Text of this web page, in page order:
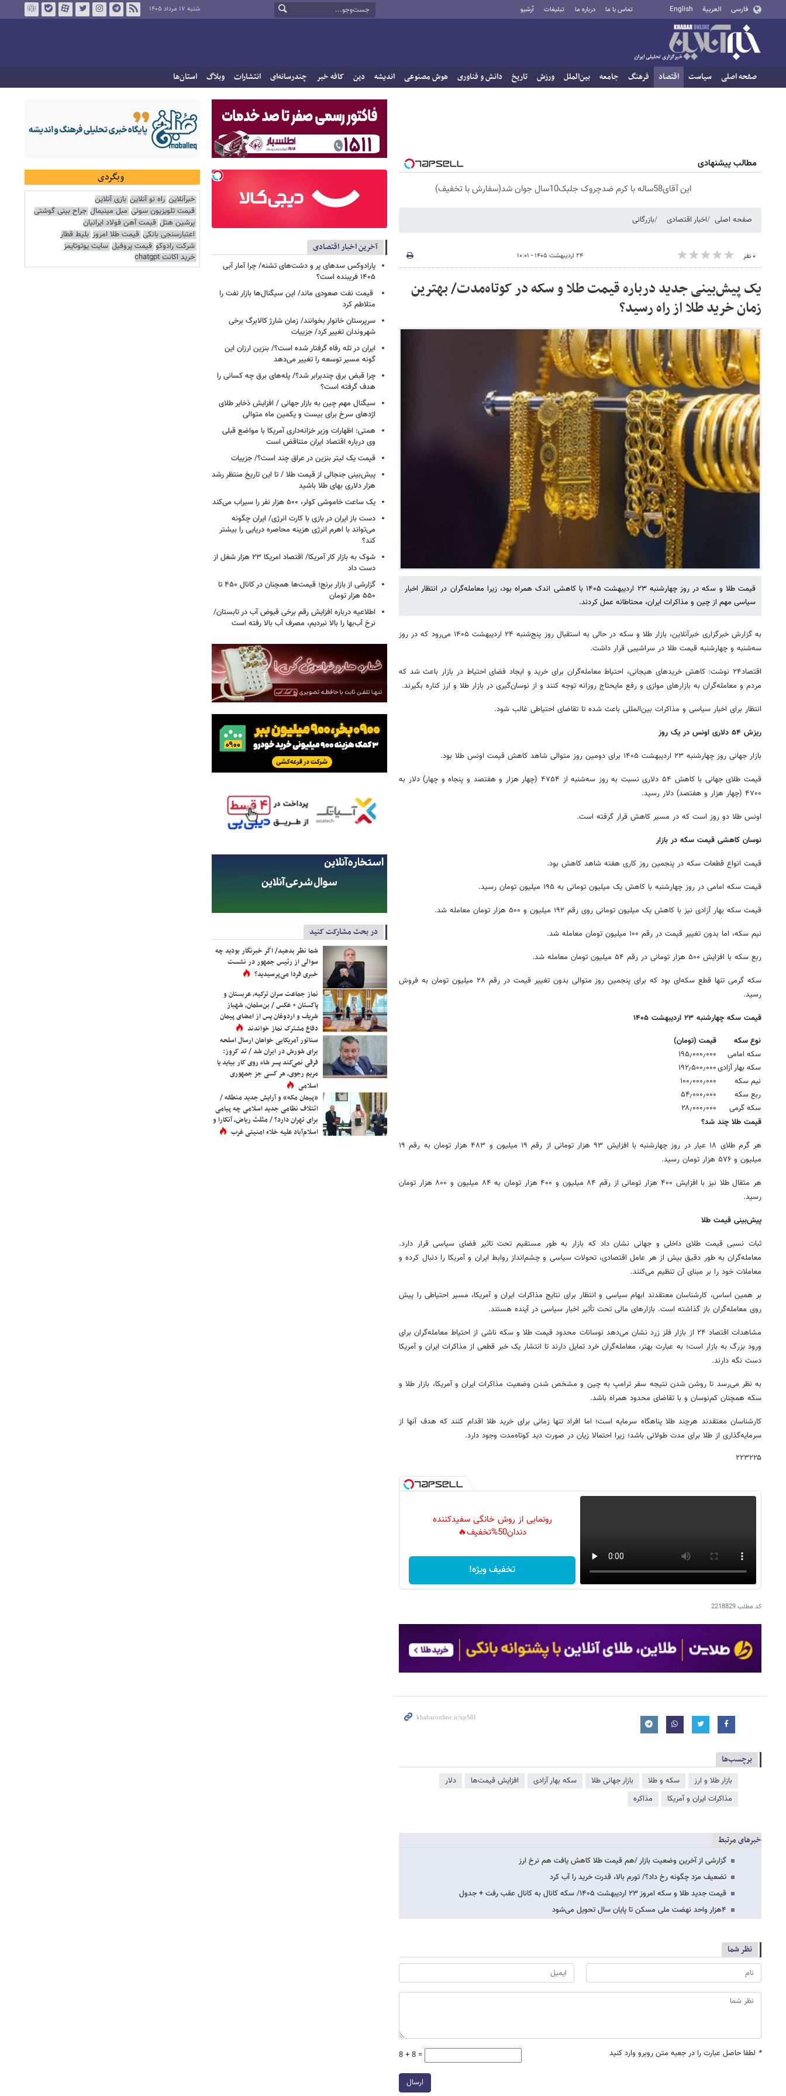
فارسی العربية English تماس با ما درباره ما تبلیغات آرشیو شنبه ۱۷ مرداد ۱۴۰۵
صفحه اصلی سیاست اقتصاد فرهنگ جامعه بین‌الملل ورزش تاریخ دانش و فناوری هوش مصنوعی اندیشه دین کافه خبر چندرسانه‌ای انتشارات وبلاگ استان‌ها
مطالب پیشنهادی
این آقای58ساله با کرم ضدچروک جلبک10سال جوان شد(سفارش با تخفیف)
صفحه اصلی اخبار اقتصادی بازرگانی
۰ نفر ۲۴ اردیبهشت ۱۴۰۵ - ۱۰:۰۱
یک پیش‌بینی جدید درباره قیمت طلا و سکه در کوتاه‌مدت/ بهترین
زمان خرید طلا از راه رسید؟
قیمت طلا و سکه در روز چهارشنبه ۲۳ اردیبهشت ۱۴۰۵ با کاهشی اندک همراه بود، زیرا معامله‌گران در انتظار اخبار
سیاسی مهم از چین و مذاکرات ایران، محتاطانه عمل کردند.
به گزارش خبرگزاری خبرآنلاین، بازار طلا و سکه در حالی به استقبال روز پنج‌شنبه ۲۴ اردیبهشت ۱۴۰۵ می‌رود که در روز
سه‌شنبه و چهارشنبه قیمت طلا در سراشیبی قرار داشت.
اقتصاد۲۴ نوشت: کاهش خریدهای هیجانی، احتیاط معامله‌گران برای خرید و ایجاد فضای احتیاط در بازار باعث شد که
مردم و معامله‌گران به بازارهای موازی و رفع مایحتاج روزانه توجه کنند و از نوسان‌گیری در بازار طلا و ارز کناره بگیرند.
انتظار برای اخبار سیاسی و مذاکرات بین‌المللی باعث شده تا تقاضای احتیاطی غالب شود.
ریزش ۵۴ دلاری اونس در یک روز
بازار جهانی روز چهارشنبه ۲۳ اردیبهشت ۱۴۰۵ برای دومین روز متوالی شاهد کاهش قیمت اونس طلا بود.
قیمت طلای جهانی با کاهش ۵۴ دلاری نسبت به روز سه‌شنبه از ۴۷۵۴ (چهار هزار و هفتصد و پنجاه و چهار) دلار به
۴۷۰۰ (چهار هزار و هفتصد) دلار رسید.
اونس طلا دو روز است که در مسیر کاهش قرار گرفته است.
نوسان کاهشی قیمت‌ سکه در بازار
قیمت انواع قطعات سکه در پنجمین روز کاری هفته شاهد کاهش بود.
قیمت سکه امامی در روز چهارشنبه با کاهش یک میلیون تومانی به ۱۹۵ میلیون تومان رسید.
قیمت سکه بهار آزادی نیز با کاهش یک میلیون تومانی روی رقم ۱۹۲ میلیون و ۵۰۰ هزار تومان معامله شد.
نیم سکه، اما بدون تغییر قیمت در رقم ۱۰۰ میلیون تومان معامله شد.
ربع سکه با افزایش ۵۰۰ هزار تومانی در رقم ۵۴ میلیون تومان معامله شد.
سکه گرمی تنها قطع سکه‌ای بود که برای پنجمین روز متوالی بدون تغییر قیمت در رقم ۲۸ میلیون تومان به فروش
رسید.
قیمت سکه چهارشنبه ۲۳ اردیبهشت ۱۴۰۵
نوع سکه
قیمت (تومان)
سکه امامی
۱۹۵٫۰۰۰٫۰۰۰
سکه بهار آزادی۱۹۲٫۵۰۰٫۰۰۰
نیم سکه
۱۰۰٫۰۰۰٫۰۰۰
ربع سکه
۵۴٫۰۰۰٫۰۰۰
سکه گرمی
۲۸٫۰۰۰٫۰۰۰
قیمت طلا چند شد؟
هر گرم طلای ۱۸ عیار در روز چهارشنبه با افزایش ۹۳ هزار تومانی از رقم ۱۹ میلیون و ۴۸۳ هزار تومان به رقم ۱۹
میلیون و ۵۷۶ هزار تومان رسید.
هر مثقال طلا نیز با افزایش ۴۰۰ هزار تومانی از رقم ۸۴ میلیون و ۴۰۰ هزار تومان به ۸۴ میلیون و ۸۰۰ هزار تومان
رسید.
پیش‌بینی قیمت طلا
ثبات نسبی قیمت طلای داخلی و جهانی نشان داد که بازار به طور مستقیم تحت تاثیر فضای سیاسی قرار دارد.
معامله‌گران به طور دقیق بیش از هر عامل اقتصادی، تحولات سیاسی و چشم‌انداز روابط ایران و آمریکا را دنبال کرده و
معاملات خود را بر مبنای آن تنظیم می‌کنند.
بر همین اساس، کارشناسان معتقدند ابهام سیاسی و انتظار برای نتایج مذاکرات ایران و آمریکا، مسیر احتیاطی را پیش
روی معامله‌گران باز گذاشته است. بازارهای مالی تحت تأثیر اخبار سیاسی در آینده هستند.
مشاهدات اقتصاد ۲۴ از بازار فلز زرد نشان می‌دهد نوسانات محدود قیمت طلا و سکه ناشی از احتیاط معامله‌گران برای
ورود بزرگ به بازار است؛ به عبارت بهتر، معامله‌گران خرد تمایل دارند تا انتشار یک خبر قطعی از مذاکرات ایران و آمریکا
دست نگه دارند.
به نظر می‌رسد تا روشن شدن نتیجه سفر ترامپ به چین و مشخص شدن وضعیت مذاکرات ایران و آمریکا، بازار طلا و
سکه همچنان کم‌نوسان و با تقاضای محدود همراه باشد.
کارشناسان معتقدند هرچند طلا پناهگاه سرمایه است؛ اما افراد تنها زمانی برای خرید طلا اقدام کنند که هدف آنها از
سرمایه‌گذاری از طلا برای مدت طولانی باشد؛ زیرا احتمالا زیان در صورت دید کوتاه‌مدت وجود دارد.
۲۲۳۲۲۵
رونمایی از روش خانگی سفیدکننده
دندان50%تخفیف🔥
تخفیف ویژه!
کد مطلب2218829
برچسب‌ها
بازار طلا و ارز سکه و طلا بازار جهانی طلا سکه بهار آزادی افزایش قیمت‌ها
دلار
مذاکرات ایران و آمریکا
مذاکره
خبرهای مرتبط
گزارشی از آخرین وضعیت بازار /هم قیمت طلا کاهش یافت هم نرخ ارز
تضعیف مزد چگونه رخ داد؟/ تورم بالا، قدرت خرید را آب کرد
قیمت جدید طلا و سکه امروز ۲۳ اردیبهشت ۱۴۰۵/ سکه کانال به کانال عقب رفت + جدول
۴هزار واحد نهضت ملی مسکن تا پایان سال تحویل می‌شود
نظر شما
* لطفا حاصل عبارت را در جعبه متن روبرو وارد کنید 8 + 8 =
ارسال
آخرین اخبار اقتصادی
پارادوکس سدهای پر و دشت‌های تشنه/ چرا آمار آبی
۱۴۰۵ فریبنده است؟
قیمت نفت صعودی ماند/ این سیگنال‌ها بازار نفت را
متلاطم کرد
سرپرستان خانوار بخوانند/ زمان شارژ کالابرگ برخی
شهروندان تغییر کرد/ جزییات
ایران در تله رفاه گرفتار شده است؟/ بنزین ارزان این
گونه مسیر توسعه را تغییر می‌دهد
چرا قبض برق چندبرابر شد؟/ پله‌های برق چه کسانی را
هدف گرفته است؟
سیگنال‌ مهم چین به بازار جهانی / افزایش ذخایر طلای
اژدهای سرخ برای بیست و یکمین ماه متوالی
همتی: اظهارات وزیر خزانه‌داری آمریکا با مواضع قبلی
وی درباره اقتصاد ایران متناقض است
قیمت یک لیتر بنزین در عراق چند است؟/ جزییات
پیش‌بینی جنجالی از قیمت طلا / تا این تاریخ منتظر رشد
هزار دلاری بهای طلا باشید
یک ساعت خاموشی کولر، ۵۰۰ هزار نفر را سیراب می‌کند
دست باز ایران در بازی با کارت انرژی/ ایران چگونه
می‌تواند با اهرم انرژی‌ هزینه محاصره دریایی را بیشتر
کند؟
شوک به بازار کار آمریکا/ اقتصاد امریکا ۲۳ هزار شغل از
دست داد
گزارشی از بازار برنج؛ قیمت‌ها همچنان در کانال ۴۵۰ تا
۵۵۰ هزار تومان
اطلاعیه درباره افزایش رقم برخی قبوض آب در تابستان/
نرخ آب‌بها را بالا نبردیم، مصرف آب بالا رفته است
در بحث مشارکت کنید
شما نظر بدهید/ اگر خبرنگار بودید چه
سوالی از رئیس جمهور در نشست
خبری فردا می‌پرسیدید؟
نماز جماعت سران ترکیه، عربستان و
پاکستان + عکس / بن‌سلمان، شهباز
شریف و اردوغان پس از امضای پیمان
دفاع مشترک نماز خواندند
سناتور آمریکایی خواهان ارسال اسلحه
برای شورش در ایران شد / تد کروز:
فرقی نمی‌کند پسر شاه روی کار بیاید یا
مریم رجوی، هر کسی جز جمهوری
اسلامی
«پیمان مکه» و آرایش جدید منطقه /
ائتلاف نظامی جدید اسلامی چه پیامی
برای تهران دارد؟ / مثلث ریاض، آنکارا و
اسلام‌آباد علیه خلاء امنیتی غرب
وبگردی
خبرآنلاین راه نو آنلاین بازی آنلاین
قیمت تلویزیون سونی مبل مینیمال جراح بینی گوشتی
پرشین هتل قیمت آهن فولاد ایرانیان
اعتبارسنجی بانکی قیمت طلا امروز بلیط قطار
شرکت رادوکو قیمت پروفیل سایت یوتوتایمز
خرید اکانت chatgpt